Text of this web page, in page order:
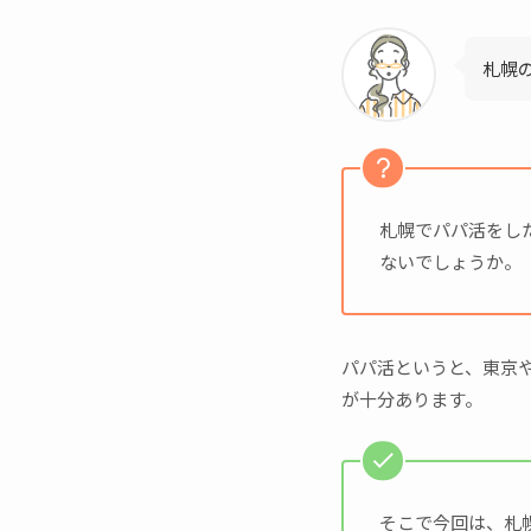
札幌
札幌でパパ活をし
ないでしょうか。
パパ活というと、東京
が十分あります。
そこで今回は、札